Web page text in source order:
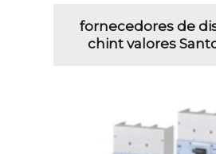
fornecedores de
chint valores